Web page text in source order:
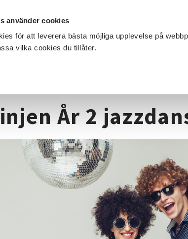
använder cookies
för att leverera bästa möjliga upplevelse på
vilka cookies du tillåter.
FÖR DIG SOM SÖK KURSER OCH EVENEMANG
och evenemang
År 2